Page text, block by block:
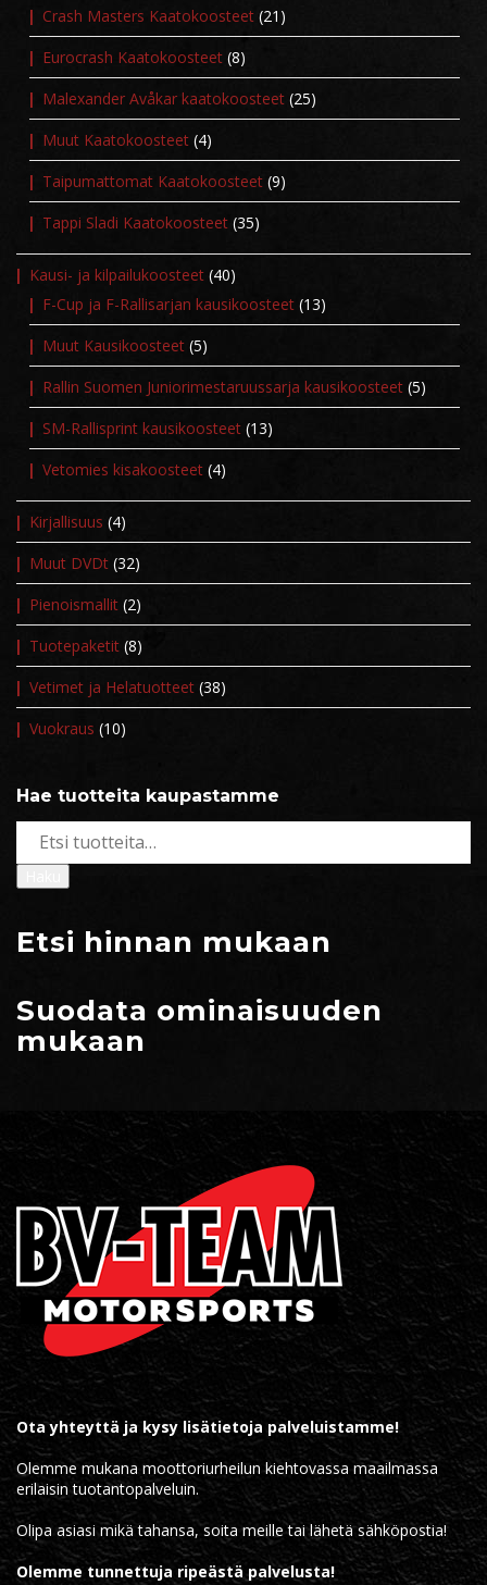
Crash Masters Kaatokoosteet (21)
Eurocrash Kaatokoosteet (8)
Malexander Avåkar kaatokoosteet (25)
Muut Kaatokoosteet (4)
Taipumattomat Kaatokoosteet (9)
Tappi Sladi Kaatokoosteet (35)
Kausi- ja kilpailukoosteet (40)
F-Cup ja F-Rallisarjan kausikoosteet (13)
Muut Kausikoosteet (5)
Rallin Suomen Juniorimestaruussarja kausikoosteet (5)
SM-Rallisprint kausikoosteet (13)
Vetomies kisakoosteet (4)
Kirjallisuus (4)
Muut DVDt (32)
Pienoismallit (2)
Tuotepaketit (8)
Vetimet ja Helatuotteet (38)
Vuokraus (10)
Hae tuotteita kaupastamme
Etsi hinnan mukaan
Suodata ominaisuuden
mukaan
Ota yhteyttä ja kysy lisätietoja palveluistamme!
Olemme mukana moottoriurheilun kiehtovassa maailmassa
erilaisin tuotantopalveluin.
Olipa asiasi mikä tahansa, soita meille tai lähetä sähköpostia!
Olemme tunnettuja ripeästä palvelusta!